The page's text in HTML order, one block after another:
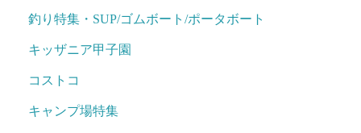
釣り特集・SUP/ゴムボート/ポータボート
キッザニア甲子園
コストコ
キャンプ場特集